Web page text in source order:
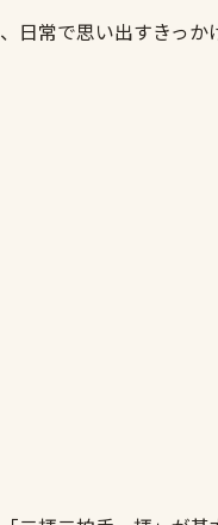
常で思い出すきっか